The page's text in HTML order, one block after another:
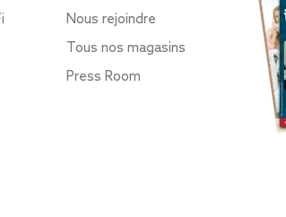
Nous rejoindre
Tous nos magasins
Press Room